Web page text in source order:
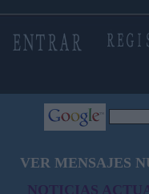
VER MENSAJES
NOTICIAS